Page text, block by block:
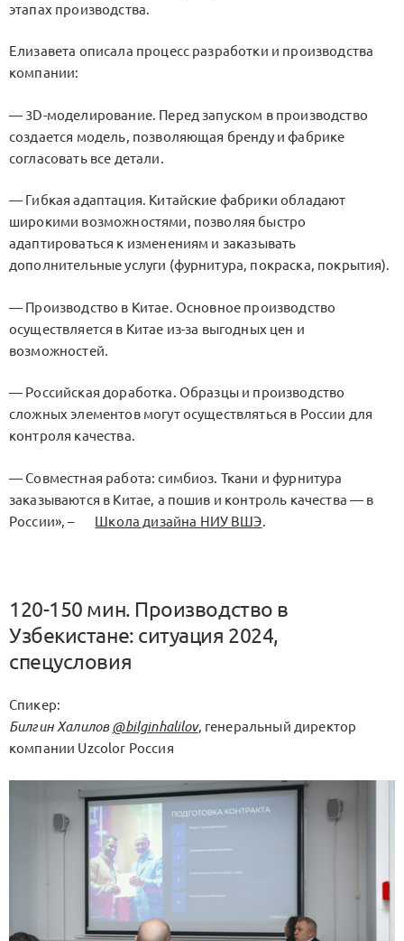
этапах производства.
Елизавета описала процесс разработки и производства
компании:
— 3D-моделирование. Перед запуском в производство
создается модель, позволяющая бренду и фабрике
согласовать все детали.
— Гибкая адаптация. Китайские фабрики обладают
широкими возможностями, позволяя быстро
адаптироваться к изменениям и заказывать
дополнительные услуги (фурнитура, покраска, покрытия).
— Производство в Китае. Основное производство
осуществляется в Китае из-за выгодных цен и
возможностей.
— Российская доработка. Образцы и производство
сложных элементов могут осуществляться в России для
контроля качества.
— Совместная работа: симбиоз. Ткани и фурнитура
заказываются в Китае, а пошив и контроль качества — в
России», –
Школа дизайна НИУ ВШЭ.
120-150 мин. Производство в
Узбекистане: ситуация 2024,
спецусловия
Спикер:
Билгин Халилов@bilginhalilov, генеральный директор
компании Uzcolor Россия